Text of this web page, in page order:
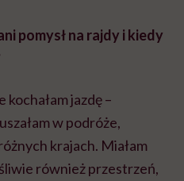
pomysł na rajdy i kiedy
kochałam jazdę –
w podróże,
krajach. Miałam
również przestrzeń,